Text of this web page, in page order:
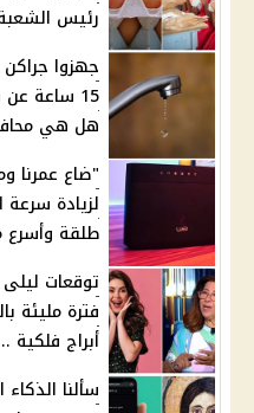
رئيس
جهزوا
15 ساعة
هل هي
"ضاع عمرنا
لزيادة سرعة
طلقة وأسرع
توقعات
أبراج
سألنا